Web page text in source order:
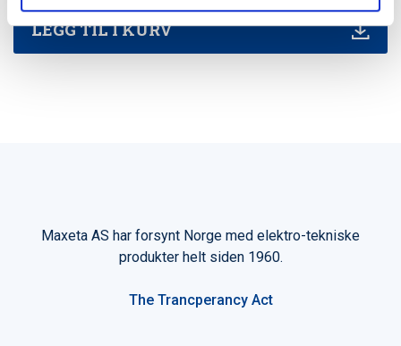
LEGG TIL I KURV
Maxeta AS har forsynt Norge med elektro-tekniske
produkter helt siden 1960.
The Trancperancy Act